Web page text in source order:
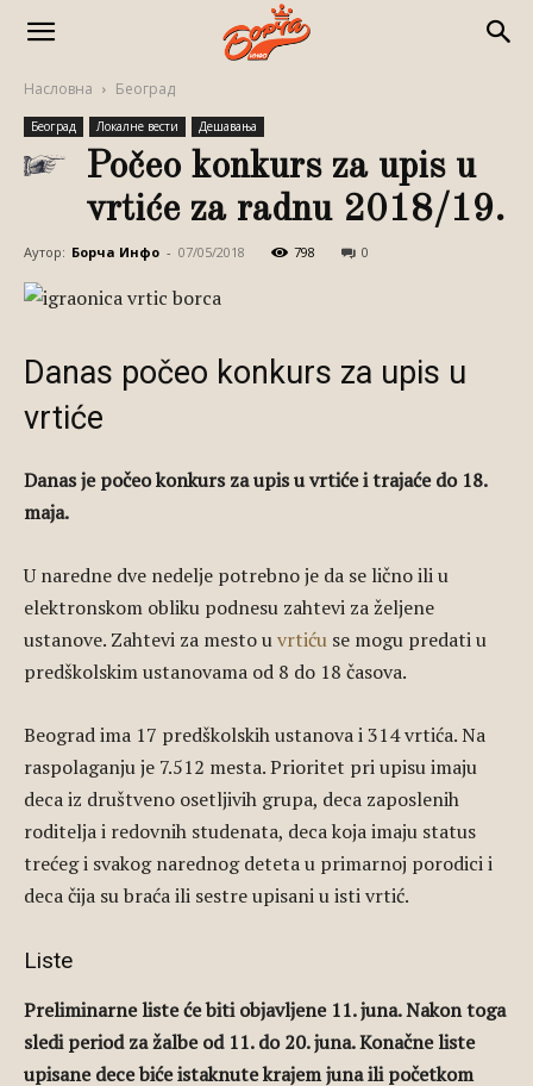
Насловна Београд
Београд Локалне вести Дешавања
Počeo konkurs za upis u
vrtiće za radnu 2018/19.
Аутор: Борча Инфо - 07/05/2018 798 0
Danas počeo konkurs za upis u
vrtiće
Danas je počeo konkurs za upis u vrtiće i trajaće do 18.
maja.
U naredne dve nedelje potrebno je da se lično ili u
elektronskom obliku podnesu zahtevi za željene
ustanove. Zahtevi za mesto uvrtiću se mogu predati u
predškolskim ustanovama od 8 do 18 časova.
Beograd ima 17 predškolskih ustanova i 314 vrtića. Na
raspolaganju je 7.512 mesta. Prioritet pri upisu imaju
deca iz društveno osetljivih grupa, deca zaposlenih
roditelja i redovnih studenata, deca koja imaju status
trećeg i svakog narednog deteta u primarnoj porodici i
deca čija su braća ili sestre upisani u isti vrtić.
Liste
Preliminarne liste će biti objavljene 11. juna. Nakon toga
sledi period za žalbe od 11. do 20. juna. Konačne liste
upisane dece biće istaknute krajem juna ili početkom